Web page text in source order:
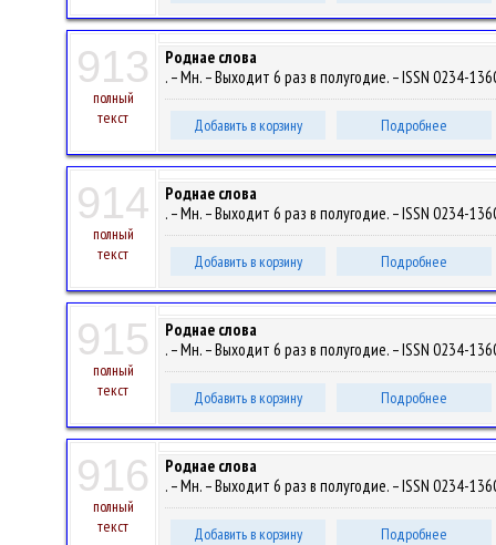
913
полный
текст
Роднае слова
. – Мн. – Выходит 6 раз в полугодие. – ISSN 0234-
Добавить в корзину Подробнее
914
полный
текст
Роднае слова
. – Мн. – Выходит 6 раз в полугодие. – ISSN 0234-
Добавить в корзину Подробнее
915
полный
текст
Роднае слова
. – Мн. – Выходит 6 раз в полугодие. – ISSN 0234-
Добавить в корзину Подробнее
916
полный
текст
Роднае слова
. – Мн. – Выходит 6 раз в полугодие. – ISSN 0234-
Добавить в корзину Подробнее